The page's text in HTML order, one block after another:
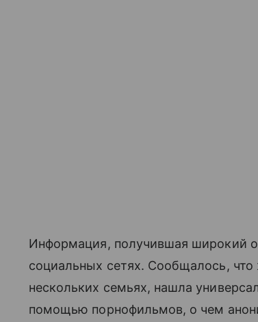
Информация, получившая широкий
социальных сетях. Сообщалось,
нескольких семьях, нашла
помощью порнофильмов, о чем